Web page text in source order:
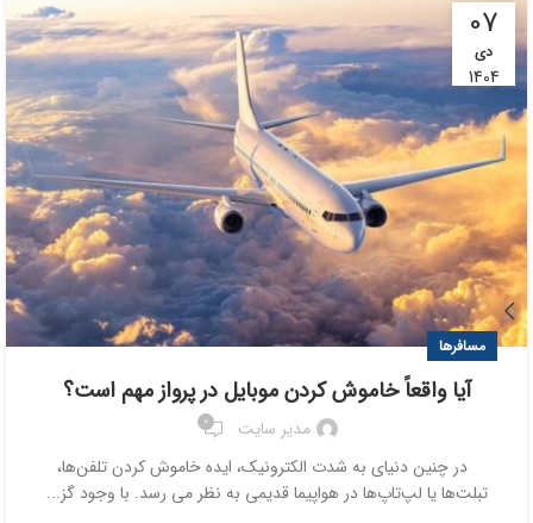
07
دی
1404
مسافرها
آیا واقعاً خاموش کردن موبایل در پرواز مهم است؟
مدیر سایت 0
در چنین دنیای به شدت الکترونیک، ایده خاموش کردن تلفن‌ها،
تبلت‌ها یا لپ‌تاپ‌ها در هواپیما قدیمی به نظر می رسد. با وجود گز...